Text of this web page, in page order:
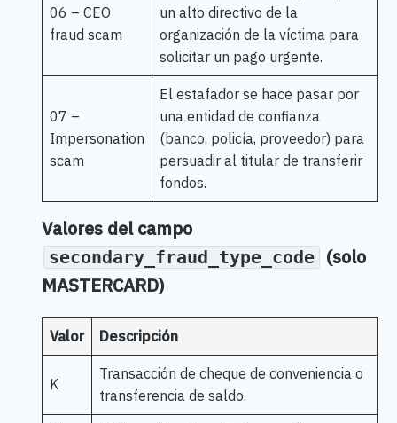
06 – CEO
fraud scam
un alto directivo de la
organización de la víctima para
solicitar un pago urgente.
07 –
Impersonation
scam
El estafador se hace pasar por
una entidad de confianza
(banco, policía, proveedor) para
persuadir al titular de transferir
fondos.
Valores del campo
secondary_fraud_type_code
(solo
MASTERCARD)
Valor Descripción
K
Transacción de cheque de conveniencia o
transferencia de saldo.